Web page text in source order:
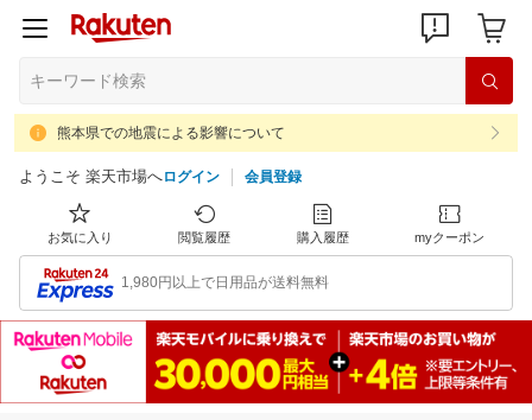
熊本県での地震による影響について
ようこそ 楽天市場へログイン 会員登録
お気に入り 閲覧履歴 購入履歴 myクーポン
1,980円以上で日用品が送料無料